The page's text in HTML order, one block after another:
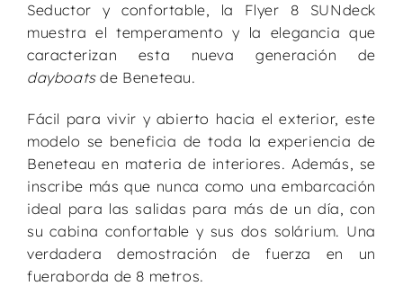
Seductor y confortable, la Flyer 8 SUNdeck
muestra el temperamento y la elegancia que
caracterizan esta nueva generación de
dayboatsde Beneteau.
Fácil para vivir y abierto hacia el exterior, este
modelo se beneficia de toda la experiencia de
Beneteau en materia de interiores. Además, se
inscribe más que nunca como una embarcación
ideal para las salidas para más de un día, con
su cabina confortable y sus dos solárium. Una
verdadera demostración de fuerza en un
fueraborda de 8 metros.